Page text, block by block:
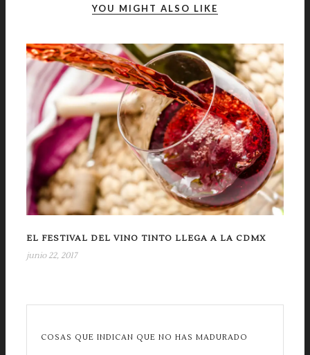
YOU MIGHT ALSO LIKE
EL FESTIVAL DEL VINO TINTO LLEGA A LA CDMX
junio 22, 2017
COSAS QUE INDICAN QUE NO HAS MADURADO